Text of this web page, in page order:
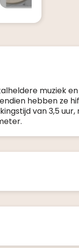
muziek
hebben ze
van 3,5 uur,